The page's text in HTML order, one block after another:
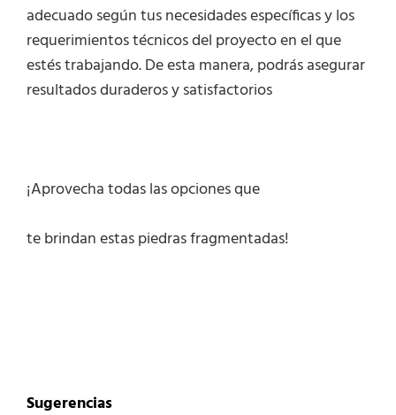
adecuado según tus necesidades específicas y los
requerimientos técnicos del proyecto en el que
estés trabajando. De esta manera, podrás asegurar
resultados duraderos y satisfactorios
¡Aprovecha todas las opciones que
te brindan estas piedras fragmentadas!
Sugerencias